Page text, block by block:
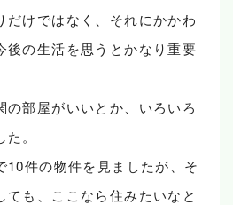
だけではなく、それにかかわ
後の生活を思うとかなり重要
の部屋がいいとか、いろいろ
。
10件の物件を見ましたが、そ
ても、ここなら住みたいなと